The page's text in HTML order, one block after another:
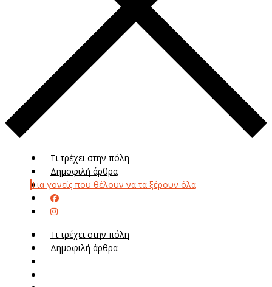
Τι τρέχει στην πόλη
Δημοφιλή άρθρα
Για γονείς που θέλουν να τα ξέρουν όλα
Τι τρέχει στην πόλη
Δημοφιλή άρθρα